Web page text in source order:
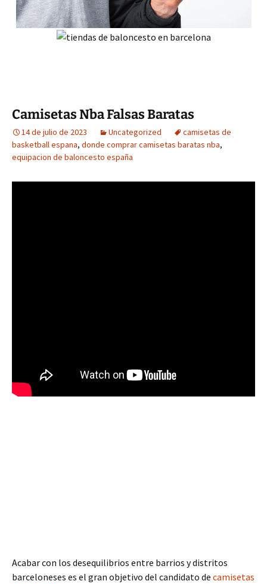
Camisetas Nba Falsas Baratas
14 de julio de 2023 Uncategorized
camisetas de
basketball espana, donde comprar camisetas baratas nba,
equipacion de baloncesto españa
Acabar con los desequilibrios entre barrios y distritos
barceloneses es el gran objetivo del candidato de camisetas